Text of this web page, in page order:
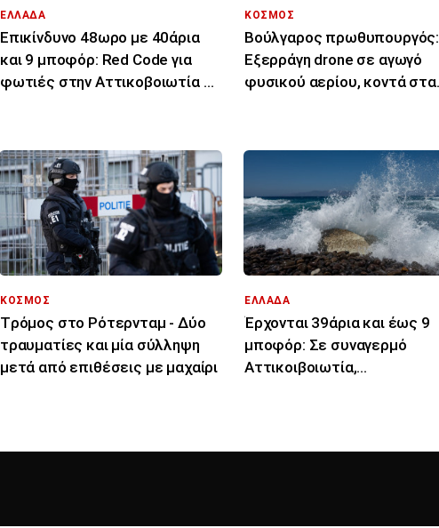
ΕΛΛΑΔΑ
Επικίνδυνο 48ωρο με 40άρια
και 9 μποφόρ: Red Code για
φωτιές στην Αττικοβοιωτία κι
ΚΟΣΜΟΣ
Βούλγαρος πρωθυπουργός:
Εξερράγη drone σε αγωγό
φυσικού αερίου, κοντά στα
ΚΟΣΜΟΣ
Tρόμος στο Ρότερνταμ - Δύο
τραυματίες και μία σύλληψη
μετά από επιθέσεις με μαχαίρι
ΕΛΛΑΔΑ
Έρχονται 39άρια και έως 9
μποφόρ: Σε συναγερμό
Αττικοιβοιωτία,